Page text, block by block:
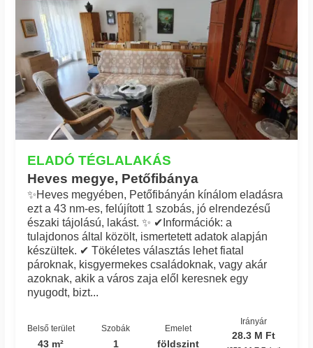
ELADÓ TÉGLALAKÁS
Heves megye, Petőfibánya
✨Heves megyében, Petőfibányán kínálom eladásra
ezt a 43 nm-es, felújított 1 szobás, jó elrendezésű
északi tájolású, lakást. ✨ ✔Információk: a
tulajdonos által közölt, ismertetett adatok alapján
készültek. ✔ Tökéletes választás lehet fiatal
pároknak, kisgyermekes családoknak, vagy akár
azoknak, akik a város zaja elől keresnek egy
nyugodt, bizt...
Belső terület
43 m²
Szobák
1
Emelet
földszint
Irányár
28.3 M Ft